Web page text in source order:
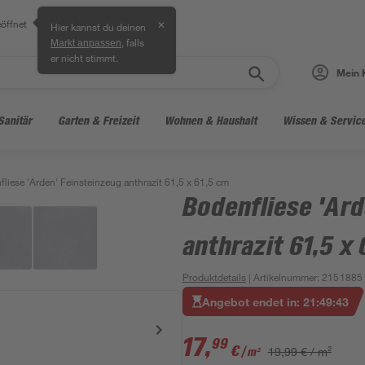
Hier kannst du deinen
Markt anpassen , falls
er nicht stimmt.
✕
Mein
Garten & Freizeit Wohnen & Haushalt Wissen &
'Arden' Feinsteinzeug anthrazit 61,5 x 61,5 cm
Bodenfliese
anthrazit 61,5 x
Produktdetails | Artikelnummer: 2151885
Angebot endet in:21:49:42
17,99 €/ m² 19,99 € / m²